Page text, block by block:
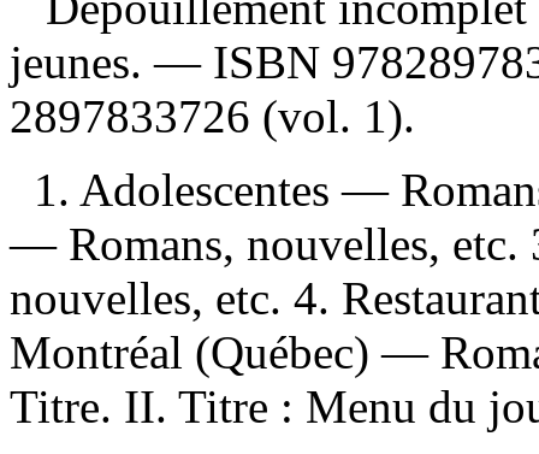
jeunes. — ISBN
2897833726 (vol. 1).
1. Adolescentes —
— Romans, nouvelles,
nouvelles, etc. 4.
Montréal (Québec) —
Titre. II. Titre : Menu du